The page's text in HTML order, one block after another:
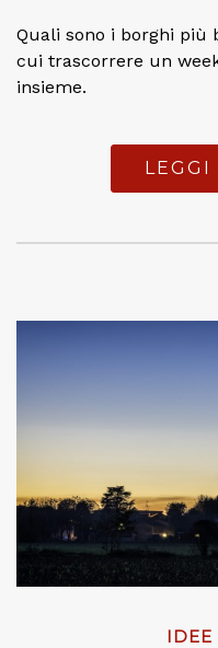
Quali sono i borghi più
cui trascorrere un
insieme.
LEGGI
IDEE